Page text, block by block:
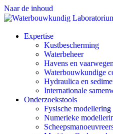
Naar de inhoud
Expertise
Kustbescherming
Waterbeheer
Havens en vaarwegen
Waterbouwkundige
Hydraulica en
Internationale
Onderzoekstools
Fysische modellering
Numerieke